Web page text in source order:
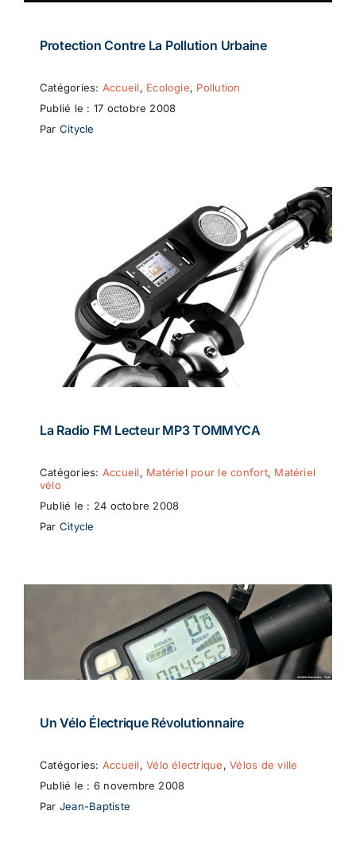
Protection Contre La Pollution Urbaine
Catégories: Accueil, Ecologie, Pollution
Publié le : 17 octobre 2008
Par Citycle
La Radio FM Lecteur MP3 TOMMYCA
Catégories: Accueil, Matériel pour le confort, Matériel
vélo
Publié le : 24 octobre 2008
Par Citycle
Un Vélo Électrique Révolutionnaire
Catégories: Accueil,Vélo électrique,Vélos de ville
Publié le : 6 novembre 2008
Par Jean-Baptiste